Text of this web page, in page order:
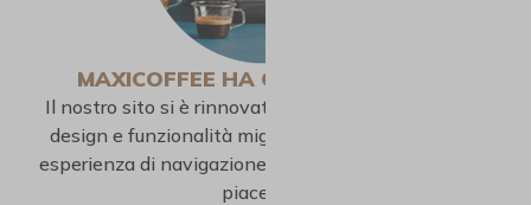
MAXICOFFEE HA CAMBIATO LOOK!
Il nostro sito si è rinnovato completamente: nuovo
design e funzionalità migliorate per rendere la tua
esperienza di navigazione quotidiana più semplice e
piacevole.